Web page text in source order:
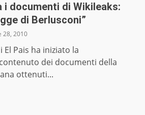
i documenti di Wikileaks:
di Berlusconi”
28, 2010
El Pais ha iniziato la
dei documenti della
ottenuti...